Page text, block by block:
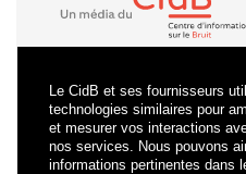
Le CidB et ses fournisseurs
technologies similaires pour
et mesurer vos interactions
nos services. Nous pouvons
informations pertinentes dans